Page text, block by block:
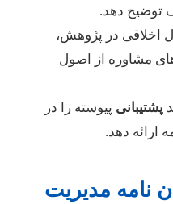
دهد.
در پژوهش،
از اصول
پیوسته را در
دهد.
مدیریت